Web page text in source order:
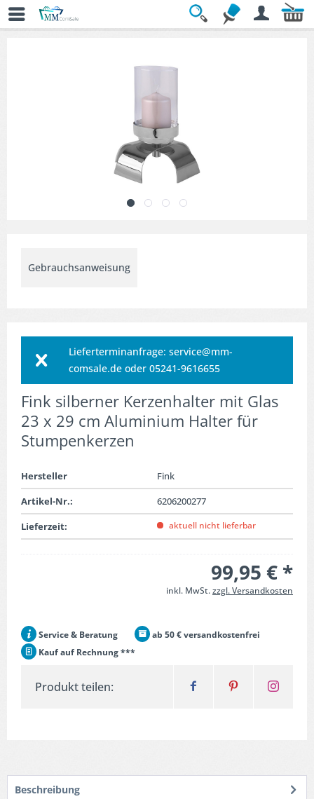
Übersicht » Kerzenständer & Leuchter
Gebrauchsanweisung
Lieferterminanfrage: service@mm-
comsale.de oder 05241-9616655
Fink silberner Kerzenhalter mit Glas
23 x 29 cm Aluminium Halter für
Stumpenkerzen
Hersteller
Fink
Artikel-Nr.:
6206200277
Lieferzeit:
aktuell nicht lieferbar
99,95 € *
inkl. MwSt.zzgl. Versandkosten
Service & Beratung
ab 50 € versandkostenfrei
Kauf auf Rechnung ***
Produkt teilen:
Beschreibung